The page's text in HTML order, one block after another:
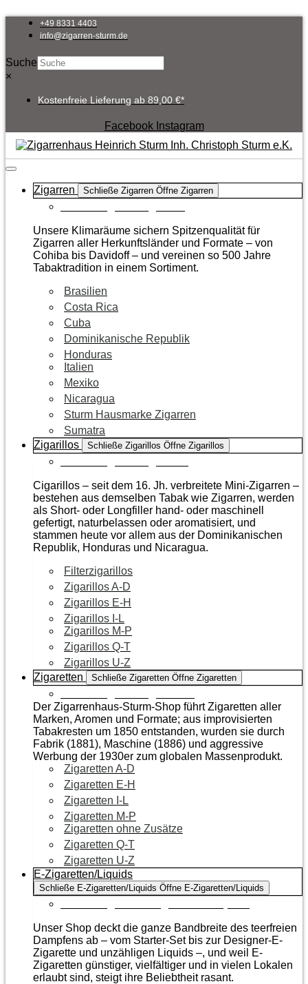
Inhalt
springen
+49 8331 4403
info@zigarren-sturm.de
Suche
×
Kostenfreie Lieferung ab 89,00 €*
Facebook Instagram
Zigarren Schließe Zigarren Öffne Zigarren
Unsere Klimaräume sichern Spitzenqualität für
Zigarren aller Herkunftsländer und Formate – von
Cohiba bis Davidoff – und vereinen so 500 Jahre
Tabaktradition in einem Sortiment.
Brasilien
Costa Rica
Cuba
Dominikanische Republik
Honduras
Italien
Mexiko
Nicaragua
Sturm Hausmarke Zigarren
Sumatra
Zigarillos
Schließe Zigarillos Öffne Zigarillos
Cigarillos – seit dem 16. Jh. verbreitete Mini-Zigarren –
bestehen aus demselben Tabak wie Zigarren, werden
als Short- oder Longfiller hand- oder maschinell
gefertigt, naturbelassen oder aromatisiert, und
stammen heute vor allem aus der Dominikanischen
Republik, Honduras und Nicaragua.
Filterzigarillos
Zigarillos A-D
Zigarillos E-H
Zigarillos I-L
Zigarillos M-P
Zigarillos Q-T
Zigarillos U-Z
Zigaretten
Schließe Zigaretten Öffne Zigaretten
Der Zigarrenhaus-Sturm-Shop führt Zigaretten aller
Marken, Aromen und Formate; aus improvisierten
Tabakresten um 1850 entstanden, wurden sie durch
Fabrik (1881), Maschine (1886) und aggressive
Werbung der 1930er zum globalen Massenprodukt.
Zigaretten A-D
Zigaretten E-H
Zigaretten I-L
Zigaretten M-P
Zigaretten ohne Zusätze
Zigaretten Q-T
Zigaretten U-Z
E-Zigaretten/Liquids
Schließe E-Zigaretten/Liquids Öffne E-Zigaretten/Liquids
Unser Shop deckt die ganze Bandbreite des teerfreien
Dampfens ab – vom Starter-Set bis zur Designer-E-
Zigarette und unzähligen Liquids –, und weil E-
Zigaretten günstiger, vielfältiger und in vielen Lokalen
erlaubt sind, steigt ihre Beliebtheit rasant.